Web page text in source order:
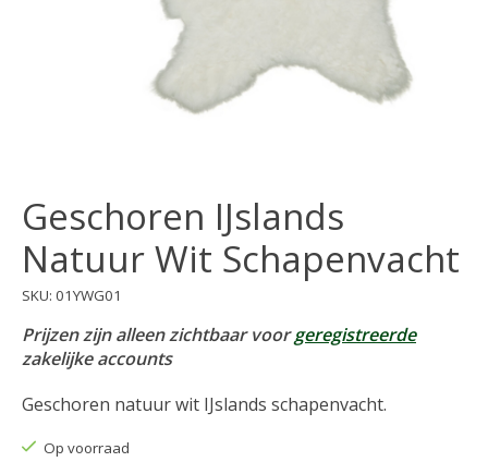
Geschoren IJslands
Natuur Wit Schapenvacht
SKU: 01YWG01
Prijzen zijn alleen zichtbaar voorgeregistreerde
zakelijke accounts
Geschoren natuur wit IJslands schapenvacht.
Op voorraad